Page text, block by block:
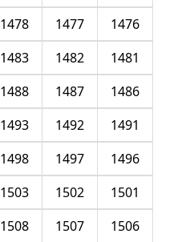
1476
1477
1478
1481
1482
1483
1486
1487
1488
1491
1492
1493
1496
1497
1498
1501
1502
1503
1506
1507
1508